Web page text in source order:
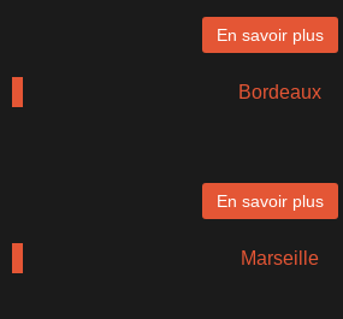
En savoir plus
Bordeaux
En savoir plus
Marseille